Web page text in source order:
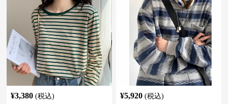
¥3,380 (税込)
¥5,920 (税込)